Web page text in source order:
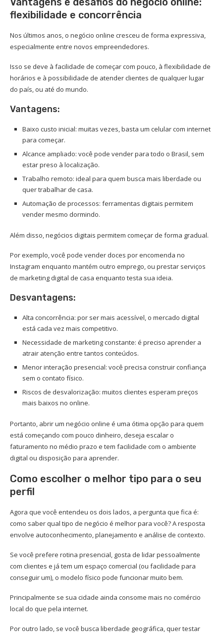
flexibilidade e concorrência
Nos últimos anos, o negócio online cresceu de forma expressiva,
especialmente entre novos empreendedores.
Isso se deve à facilidade de começar com pouco, à flexibilidade de
horários e à possibilidade de atender clientes de qualquer lugar
do país, ou até do mundo.
Vantagens:
Baixo custo inicial: muitas vezes, basta um celular com internet
para começar.
Alcance ampliado: você pode vender para todo o Brasil, sem
estar preso à localização.
Trabalho remoto: ideal para quem busca mais liberdade ou
quer trabalhar de casa.
Automação de processos: ferramentas digitais permitem
vender mesmo dormindo.
Além disso, negócios digitais permitem começar de forma gradual.
Por exemplo, você pode vender doces por encomenda no
Instagram enquanto mantém outro emprego, ou prestar serviços
de marketing digital de casa enquanto testa sua ideia.
Desvantagens:
Alta concorrência: por ser mais acessível, o mercado digital
está cada vez mais competitivo.
Necessidade de marketing constante: é preciso aprender a
atrair atenção entre tantos conteúdos.
Menor interação presencial: você precisa construir confiança
sem o contato físico.
Riscos de desvalorização: muitos clientes esperam preços
mais baixos no online.
Portanto, abrir um negócio online é uma ótima opção para quem
está começando com pouco dinheiro, deseja escalar o
faturamento no médio prazo e tem facilidade com o ambiente
digital ou disposição para aprender.
Como escolher o melhor tipo para o seu
perfil
Agora que você entendeu os dois lados, a pergunta que fica é:
como saber qual tipo de negócio é melhor para você? A resposta
envolve autoconhecimento, planejamento e análise de contexto.
Se você prefere rotina presencial, gosta de lidar pessoalmente
com clientes e já tem um espaço comercial (ou facilidade para
conseguir um), o modelo físico pode funcionar muito bem.
Principalmente se sua cidade ainda consome mais no comércio
local do que pela internet.
Por outro lado, se você busca liberdade geográfica, quer testar